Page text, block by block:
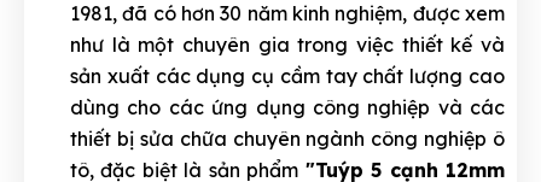
1981, đã có hơn 30 năm kinh nghiệm, được xem
như là một chuyên gia trong việc thiết kế và
sản xuất các dụng cụ cầm tay chất lượng cao
dùng cho các ứng dụng công nghiệp và các
thiết bị sửa chữa chuyên ngành công nghiệp ô
tô, đặc biệt là sản phẩm "Tuýp 5 cạnh 12mm